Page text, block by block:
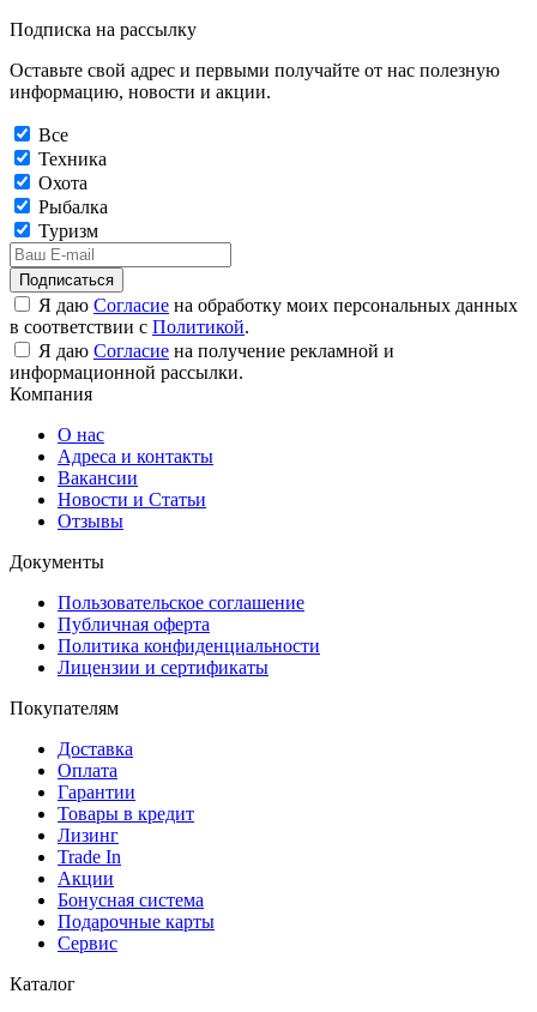
Подписка на рассылку
Оставьте свой адрес и первыми получайте от нас полезную
информацию, новости и акции.
Все
Техника
Охота
Рыбалка
Туризм
Подписаться
Я даю Согласие на обработку моих персональных данных
в соответствии с Политикой.
Я даю Согласие на получение рекламной и
информационной рассылки.
Компания
О нас
Адреса и контакты
Вакансии
Новости и Статьи
Отзывы
Документы
Пользовательское соглашение
Публичная оферта
Политика конфиденциальности
Лицензии и сертификаты
Покупателям
Доставка
Оплата
Гарантии
Товары в кредит
Лизинг
Trade In
Акции
Бонусная система
Подарочные карты
Сервис
Каталог